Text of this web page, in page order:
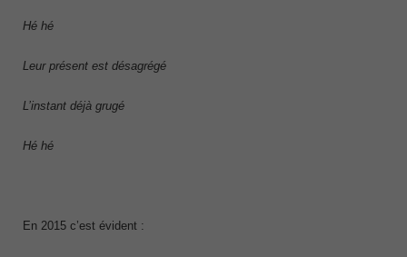
Hé hé
Leur présent est désagrégé
L’instant déjà grugé
Hé hé
En 2015 c’est évident :